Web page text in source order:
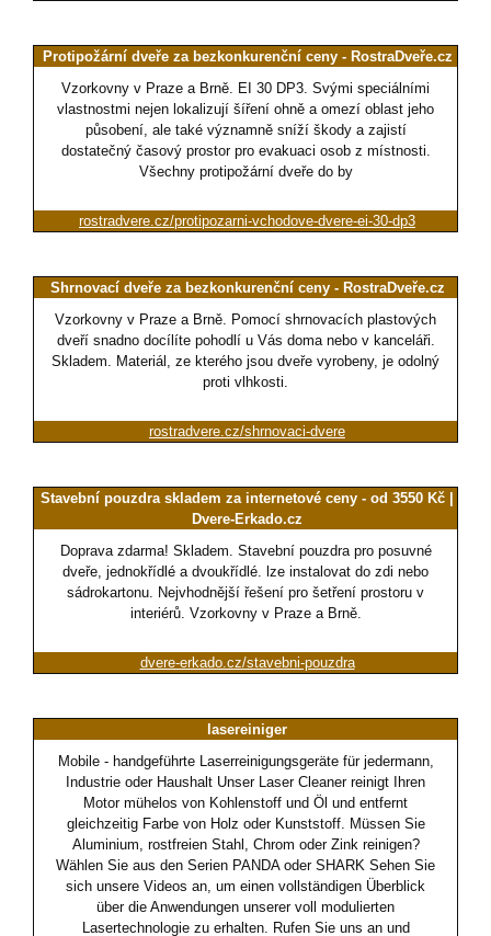
Protipožární dveře za bezkonkurenční ceny - RostraDveře.cz
Vzorkovny v Praze a Brně. EI 30 DP3. Svými speciálními
vlastnostmi nejen lokalizují šíření ohně a omezí oblast jeho
působení, ale také významně sníží škody a zajistí
dostatečný časový prostor pro evakuaci osob z místnosti.
Všechny protipožární dveře do by
rostradvere.cz/protipozarni-vchodove-dvere-ei-30-dp3
Shrnovací dveře za bezkonkurenční ceny - RostraDveře.cz
Vzorkovny v Praze a Brně. Pomocí shrnovacích plastových
dveří snadno docílíte pohodlí u Vás doma nebo v kanceláři.
Skladem. Materiál, ze kterého jsou dveře vyrobeny, je odolný
proti vlhkosti.
rostradvere.cz/shrnovaci-dvere
Stavební pouzdra skladem za internetové ceny - od 3550 Kč |
Dvere-Erkado.cz
Doprava zdarma! Skladem. Stavební pouzdra pro posuvné
dveře, jednokřídlé a dvoukřídlé. lze instalovat do zdi nebo
sádrokartonu. Nejvhodnější řešení pro šetření prostoru v
interiérů. Vzorkovny v Praze a Brně.
dvere-erkado.cz/stavebni-pouzdra
lasereiniger
Mobile - handgeführte Laserreinigungsgeräte für jedermann,
Industrie oder Haushalt Unser Laser Cleaner reinigt Ihren
Motor mühelos von Kohlenstoff und Öl und entfernt
gleichzeitig Farbe von Holz oder Kunststoff. Müssen Sie
Aluminium, rostfreien Stahl, Chrom oder Zink reinigen?
Wählen Sie aus den Serien PANDA oder SHARK Sehen Sie
sich unsere Videos an, um einen vollständigen Überblick
über die Anwendungen unserer voll modulierten
Lasertechnologie zu erhalten. Rufen Sie uns an und